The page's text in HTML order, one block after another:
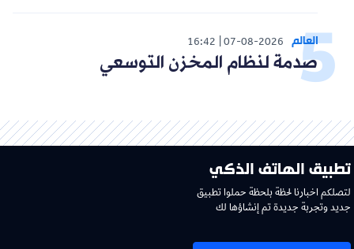
العالم 07-08-2026
16:42
صدمة لنظام المخزن التوسعي
تطبيق الهاتف الذكي
لتصلكم اخبارنا لحظة بلحظة حملوا تطبيق
جديد وتجربة جديدة تم إنشاؤها لك